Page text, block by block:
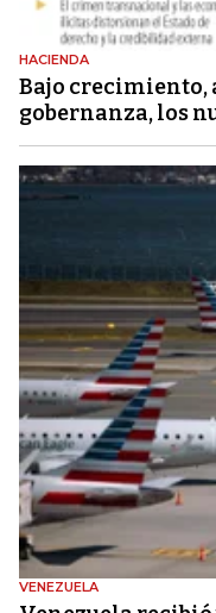
HACIENDA
Bajo crecimiento,
gobernanza, los
VENEZUELA